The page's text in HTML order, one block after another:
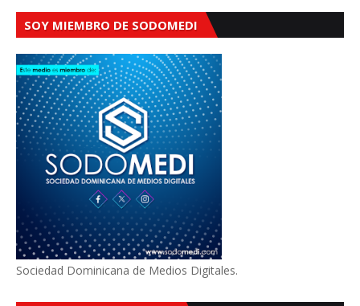
SOY MIEMBRO DE SODOMEDI
Sociedad Dominicana de Medios Digitales.